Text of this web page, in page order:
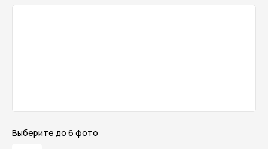
Выберите до 6 фото